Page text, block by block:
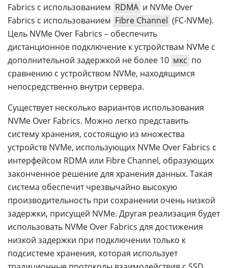
Fabrics c использованием RDMA и NVMe Over
Fabrics c использованием Fibre Channel (FC-NVMe).
Цель NVMe Over Fabrics – обеспечить
дистанционное подключение к устройствам NVMe с
дополнительной задержкой не более 10 мкс по
сравнению с устройством NVMe, находящимся
непосредственно внутри сервера.
Существует несколько вариантов использования
NVMe Over Fabrics. Можно легко представить
систему хранения, состоящую из множества
устройств NVMe, использующих NVMe Over Fabrics с
интерфейсом RDMA или Fibre Channel, образующих
законченное решение для хранения данных. Такая
система обеспечит чрезвычайно высокую
производительность при сохранении очень низкой
задержки, присущей NVMe. Другая реализация будет
использовать NVMe Over Fabrics для достижения
низкой задержки при подключении только к
подсистеме хранения, которая использует